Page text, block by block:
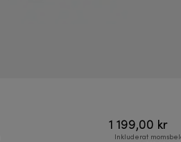
1 199,00 kr
Inkluderat